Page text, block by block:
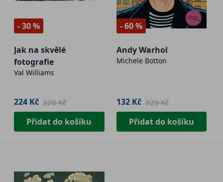
- 30 %
Jak na skvělé
fotografie
Val Williams
224 Kč 320 Kč
Přidat do košíku
- 60 %
Andy Warhol
Michele Botton
132 Kč 329 Kč
Přidat do košíku